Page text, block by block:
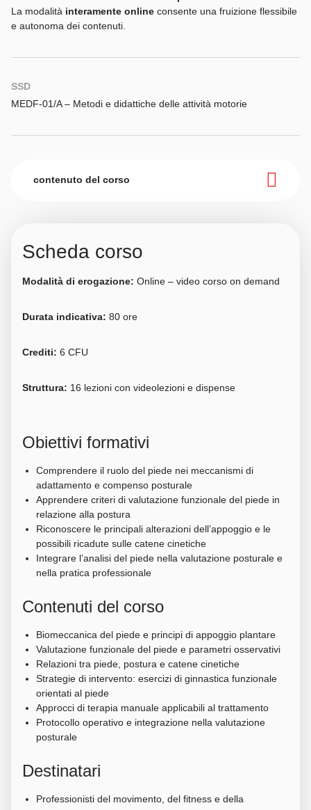
La modalità interamente online consente una fruizione flessibile
e autonoma dei contenuti.
SSD
MEDF-01/A – Metodi e didattiche delle attività motorie
contenuto del corso
Scheda corso
Modalità di erogazione: Online – video corso on demand
Durata indicativa: 80 ore
Crediti: 6 CFU
Struttura: 16 lezioni con videolezioni e dispense
Obiettivi formativi
Comprendere il ruolo del piede nei meccanismi di
adattamento e compenso posturale
Apprendere criteri di valutazione funzionale del piede in
relazione alla postura
Riconoscere le principali alterazioni dell’appoggio e le
possibili ricadute sulle catene cinetiche
Integrare l’analisi del piede nella valutazione posturale e
nella pratica professionale
Contenuti del corso
Biomeccanica del piede e principi di appoggio plantare
Valutazione funzionale del piede e parametri osservativi
Relazioni tra piede, postura e catene cinetiche
Strategie di intervento: esercizi di ginnastica funzionale
orientati al piede
Approcci di terapia manuale applicabili al trattamento
Protocollo operativo e integrazione nella valutazione
posturale
Destinatari
Professionisti del movimento, del fitness e della